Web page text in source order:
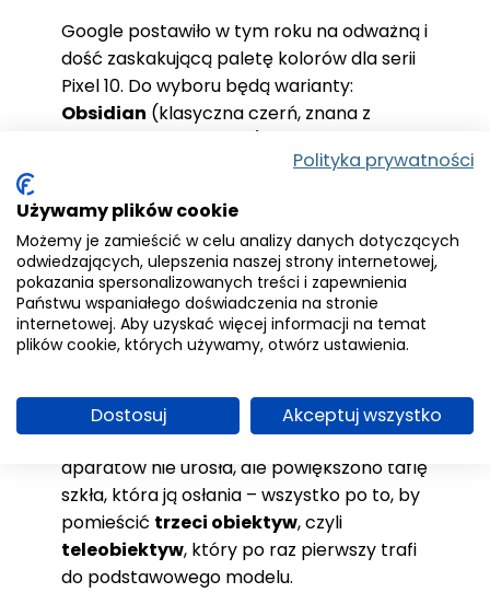
Polityka prywatności
Używamy plików cookie
Możemy je zamieścić w celu analizy danych dotyczących
odwiedzających, ulepszenia naszej strony internetowej,
pokazania spersonalizowanych treści i zapewnienia
Państwu wspaniałego doświadczenia na stronie
internetowej. Aby uzyskać więcej informacji na temat
plików cookie, których używamy, otwórz ustawienia.
Dostosuj Akceptuj wszystko
Google postawiło w tym roku na odważną i
dość zaskakującą paletę kolorów dla serii
Pixel 10. Do wyboru będą warianty:
Obsidian (klasyczna czerń, znana z
(szlachetny odcień niebieskiego, jaśniejszy
(bardzo jasny błękit, przypominający kolor
iPhone’a 15) orazLimoncello– żywa,
żółtozielona propozycja. Co ciekawe, tym
razem w podstawowej wersji zabrakło
koloru Porcelain, który wcześniej był
obecny.
Największa zmiana w konstrukcji Pixel 10
dotyczy modułu aparatu. Sama wyspa
aparatów nie urosła, ale powiększono taflę
szkła, która ją osłania – wszystko po to, by
pomieścić trzeci obiektyw, czyli
teleobiektyw, który po raz pierwszy trafi
do podstawowego modelu.